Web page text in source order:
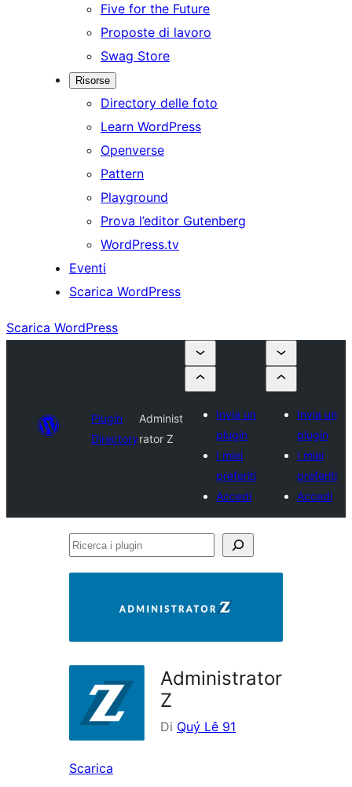
Five for the Future
Proposte di lavoro
Swag Store
Risorse
Directory delle foto
Learn WordPress
Openverse
Pattern
Playground
Prova l’editor Gutenberg
WordPress.tv
Eventi
Scarica WordPress
Scarica WordPress
Plugin
Directory
Administ
rator Z
Invia un
plugin
I miei
preferiti
Accedi
Invia un
plugin
I miei
preferiti
Accedi
Ricerca
Administrator
Z
Di Quý Lê 91
Scarica